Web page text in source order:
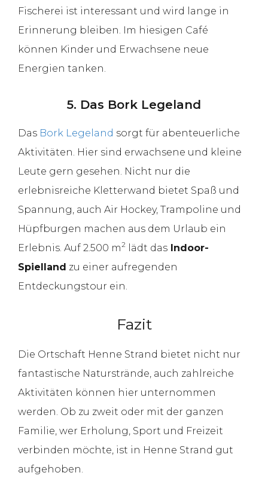
Fischerei ist interessant und wird lange in
Erinnerung bleiben. Im hiesigen Café
können Kinder und Erwachsene neue
Energien tanken.
5. Das Bork Legeland
Das Bork Legeland sorgt für abenteuerliche
Aktivitäten. Hier sind erwachsene und kleine
Leute gern gesehen. Nicht nur die
erlebnisreiche Kletterwand bietet Spaß und
Spannung, auch Air Hockey, Trampoline und
Hüpfburgen machen aus dem Urlaub ein
Erlebnis. Auf 2.500 m2 lädt das Indoor-
Spielland zu einer aufregenden
Entdeckungstour ein.
Fazit
Die Ortschaft Henne Strand bietet nicht nur
fantastische Naturstrände, auch zahlreiche
Aktivitäten können hier unternommen
werden. Ob zu zweit oder mit der ganzen
Familie, wer Erholung, Sport und Freizeit
verbinden möchte, ist in Henne Strand gut
aufgehoben.